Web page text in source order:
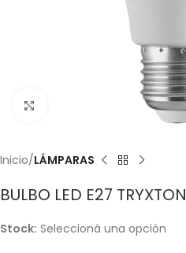
Inicio LÁMPARAS
BULBO LED E27 TRYXTON
Stock: Seleccioná una opción